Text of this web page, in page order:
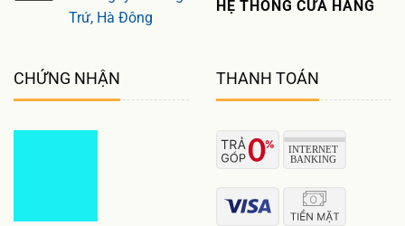
Trứ, Hà Đông
HỆ THỐNG CỬA HÀNG
CHỨNG NHẬN THANH TOÁN